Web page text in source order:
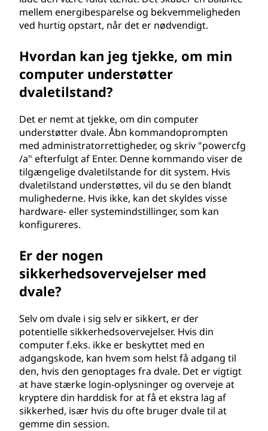
mellem energibesparelse og bekvemmeligheden
ved hurtig opstart, når det er nødvendigt.
Hvordan kan jeg tjekke, om min
computer understøtter
dvaletilstand?
Det er nemt at tjekke, om din computer
understøtter dvale. Åbn kommandoprompten
med administratorrettigheder, og skriv "powercfg
/a" efterfulgt af Enter. Denne kommando viser de
tilgængelige dvaletilstande for dit system. Hvis
dvaletilstand understøttes, vil du se den blandt
mulighederne. Hvis ikke, kan det skyldes visse
hardware- eller systemindstillinger, som kan
konfigureres.
Er der nogen
sikkerhedsovervejelser med
dvale?
Selv om dvale i sig selv er sikkert, er der
potentielle sikkerhedsovervejelser. Hvis din
computer f.eks. ikke er beskyttet med en
adgangskode, kan hvem som helst få adgang til
den, hvis den genoptages fra dvale. Det er vigtigt
at have stærke login-oplysninger og overveje at
kryptere din harddisk for at få et ekstra lag af
sikkerhed, især hvis du ofte bruger dvale til at
gemme din session.